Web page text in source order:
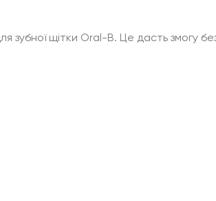
щітки Oral-B. Це дасть змогу